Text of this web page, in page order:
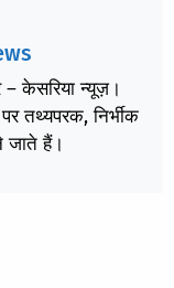
– केसरिया न्यूज़।
तथ्यपरक, निर्भीक
जाते हैं।